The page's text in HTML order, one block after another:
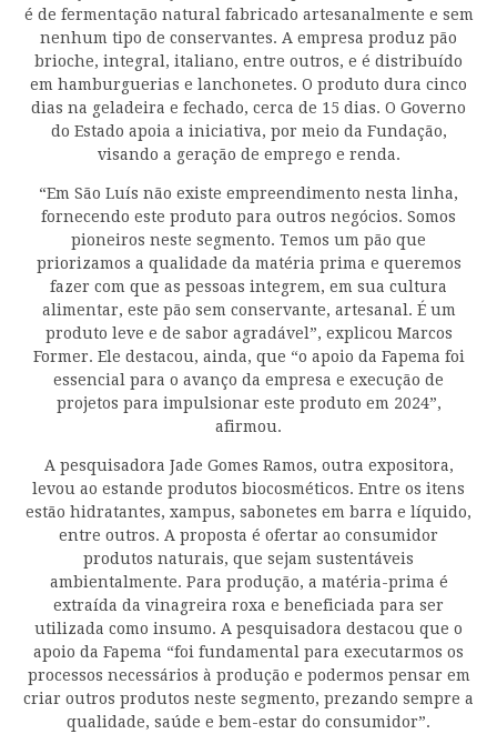
é de fermentação natural fabricado artesanalmente e sem
nenhum tipo de conservantes. A empresa produz pão
brioche, integral, italiano, entre outros, e é distribuído
em hamburguerias e lanchonetes. O produto dura cinco
dias na geladeira e fechado, cerca de 15 dias. O Governo
do Estado apoia a iniciativa, por meio da Fundação,
visando a geração de emprego e renda.
“Em São Luís não existe empreendimento nesta linha,
fornecendo este produto para outros negócios. Somos
pioneiros neste segmento. Temos um pão que
priorizamos a qualidade da matéria prima e queremos
fazer com que as pessoas integrem, em sua cultura
alimentar, este pão sem conservante, artesanal. É um
produto leve e de sabor agradável”, explicou Marcos
Former. Ele destacou, ainda, que “o apoio da Fapema foi
essencial para o avanço da empresa e execução de
projetos para impulsionar este produto em 2024”,
afirmou.
A pesquisadora Jade Gomes Ramos, outra expositora,
levou ao estande produtos biocosméticos. Entre os itens
estão hidratantes, xampus, sabonetes em barra e líquido,
entre outros. A proposta é ofertar ao consumidor
produtos naturais, que sejam sustentáveis
ambientalmente. Para produção, a matéria-prima é
extraída da vinagreira roxa e beneficiada para ser
utilizada como insumo. A pesquisadora destacou que o
apoio da Fapema “foi fundamental para executarmos os
processos necessários à produção e podermos pensar em
criar outros produtos neste segmento, prezando sempre a
qualidade, saúde e bem-estar do consumidor”.